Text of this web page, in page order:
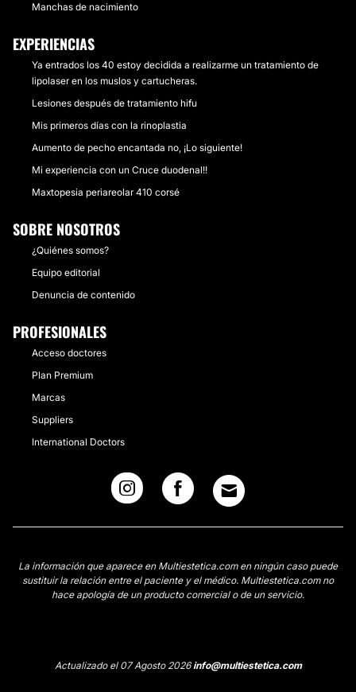
Manchas de nacimiento
EXPERIENCIAS
Ya entrados los 40 estoy decidida a realizarme un tratamiento de
lipolaser en los muslos y cartucheras.
Lesiones después de tratamiento hifu
Mis primeros días con la rinoplastia
Aumento de pecho encantada no, ¡Lo siguiente!
Mi experiencia con un Cruce duodenal!!
Maxtopesia periareolar 410 corsé
SOBRE NOSOTROS
¿Quiénes somos?
Equipo editorial
Denuncia de contenido
PROFESIONALES
Acceso doctores
Plan Premium
Marcas
Suppliers
International Doctors
La información que aparece en Multiestetica.com en ningún caso puede
sustituir la relación entre el paciente y el médico. Multiestetica.com no
hace apología de un producto comercial o de un servicio.
Actualizado el 07 Agosto 2026info@multiestetica.com